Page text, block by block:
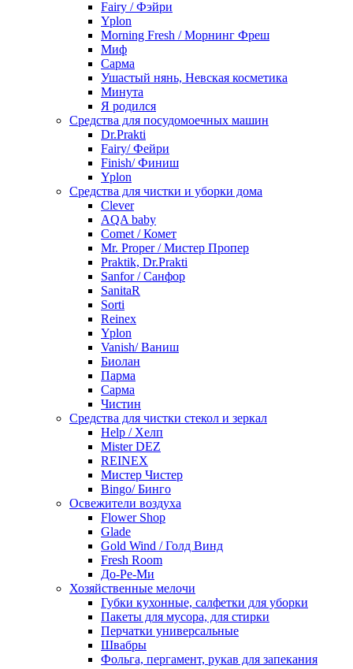
Fairy / Фэйри
Yplon
Morning Fresh / Морнинг Фреш
Миф
Сарма
Ушастый нянь, Невская косметика
Минута
Я родился
Средства для посудомоечных машин
Dr.Prakti
Fairy/ Фейри
Finish/ Финиш
Yplon
Средства для чистки и уборки дома
Clever
AQA baby
Comet / Комет
Mr. Proper / Мистер Пропер
Praktik, Dr.Prakti
Sanfor / Санфор
SanitaR
Sorti
Reinex
Yplon
Vanish/ Ваниш
Биолан
Парма
Сарма
Чистин
Средства для чистки стекол и зеркал
Help / Хелп
Mister DEZ
REINEX
Мистер Чистер
Bingo/ Бинго
Освежители воздуха
Flower Shop
Glade
Gold Wind / Голд Винд
Fresh Room
До-Ре-Ми
Хозяйственные мелочи
Губки кухонные, салфетки для уборки
Пакеты для мусора, для стирки
Перчатки универсальные
Швабры
Фольга, пергамент, рукав для запекания